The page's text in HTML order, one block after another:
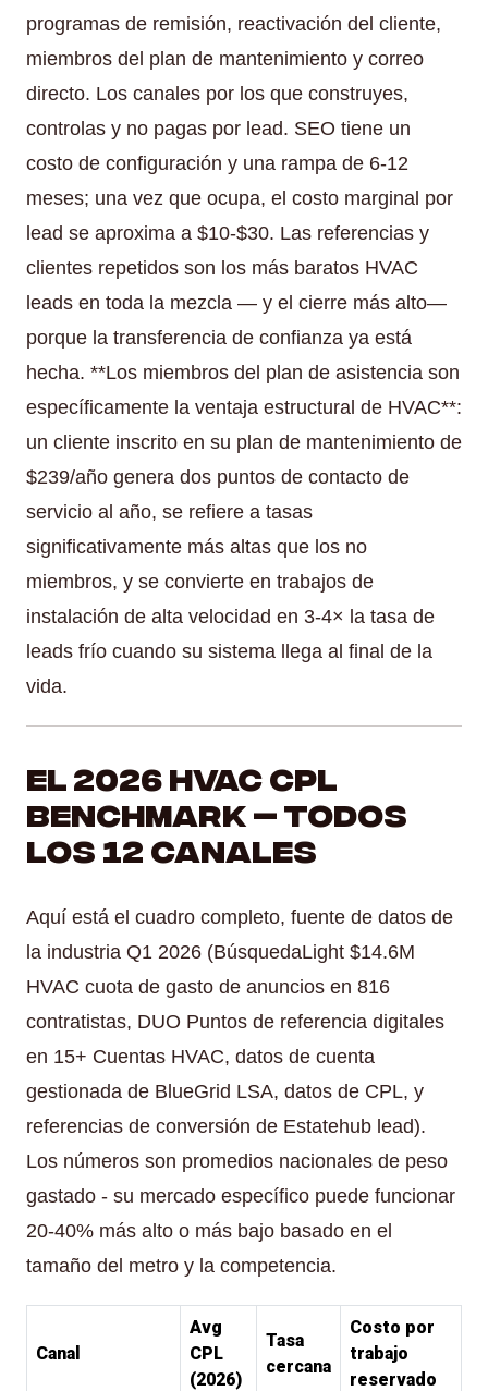
programas de remisión, reactivación del cliente,
miembros del plan de mantenimiento y correo
directo. Los canales por los que construyes,
controlas y no pagas por lead. SEO tiene un
costo de configuración y una rampa de 6-12
meses; una vez que ocupa, el costo marginal por
lead se aproxima a $10-$30. Las referencias y
clientes repetidos son los más baratos HVAC
leads en toda la mezcla — y el cierre más alto—
porque la transferencia de confianza ya está
hecha. **Los miembros del plan de asistencia son
específicamente la ventaja estructural de HVAC**:
un cliente inscrito en su plan de mantenimiento de
$239/año genera dos puntos de contacto de
servicio al año, se refiere a tasas
significativamente más altas que los no
miembros, y se convierte en trabajos de
instalación de alta velocidad en 3-4× la tasa de
leads frío cuando su sistema llega al final de la
vida.
El 2026 HVAC CPL
Benchmark — Todos
los 12 canales
Aquí está el cuadro completo, fuente de datos de
la industria Q1 2026 (BúsquedaLight $14.6M
HVAC cuota de gasto de anuncios en 816
contratistas, DUO Puntos de referencia digitales
en 15+ Cuentas HVAC, datos de cuenta
gestionada de BlueGrid LSA, datos de CPL, y
referencias de conversión de Estatehub lead).
Los números son promedios nacionales de peso
gastado - su mercado específico puede funcionar
20-40% más alto o más bajo basado en el
tamaño del metro y la competencia.
Canal
Avg
CPL
(2026)
Tasa
cercana
Costo por
trabajo
reservado